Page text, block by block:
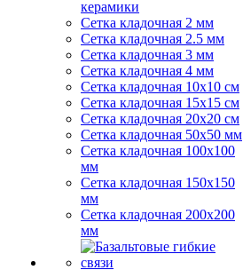
керамики
Сетка кладочная 2 мм
Сетка кладочная 2.5 мм
Сетка кладочная 3 мм
Сетка кладочная 4 мм
Сетка кладочная 10x10 см
Сетка кладочная 15x15 см
Сетка кладочная 20x20 см
Сетка кладочная 50x50 мм
Сетка кладочная 100x100
мм
Сетка кладочная 150x150
мм
Сетка кладочная 200x200
мм